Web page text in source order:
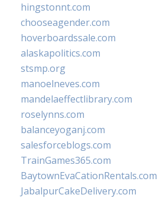
hingstonnt.com
chooseagender.com
hoverboardssale.com
alaskapolitics.com
stsmp.org
manoelneves.com
mandelaeffectlibrary.com
roselynns.com
balanceyoganj.com
salesforceblogs.com
TrainGames365.com
BaytownEvaCationRentals.com
JabalpurCakeDelivery.com